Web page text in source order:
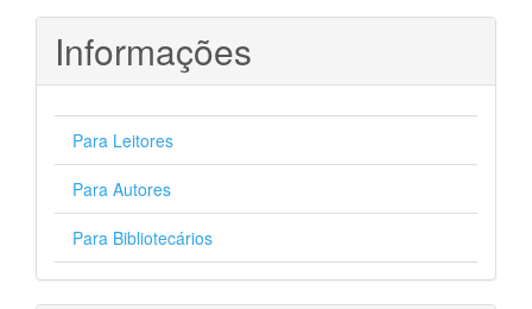
Informações
Para Leitores
Para Autores
Para Bibliotecários